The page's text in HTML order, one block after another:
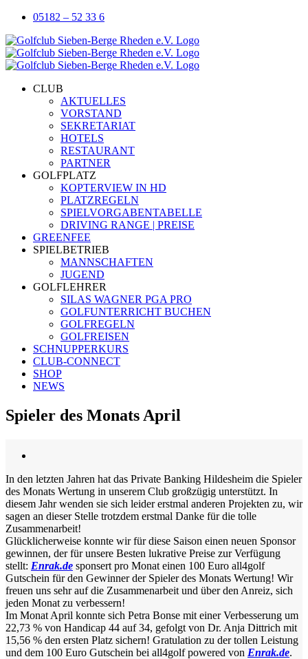
Zum
springen
05182 – 52 33 6
CLUB
AKTUELLES
VORSTAND
SEKRETARIAT
HOTELS
RESTAURANT
PARTNER
GOLFPLATZ
KOPTERVIEW IN HD
PLATZREGELN
SPIELVORGABENTABELLE
DRIVING RANGE | PREISE
GREENFEE
SPIELBETRIEB
MANNSCHAFTEN
JUGEND
GOLFLEHRER
SILAS WAGNER PGA PRO
GOLFUNTERRICHT BUCHEN
GOLFREGELN
GOLFREISEN
SCHNUPPERKURS
CLUB-CONNECT
SHOP
NEWS
Spieler des Monats April
Bild
In den letzten Jahren hat das Private Banking Hildesheim die Spieler
des Monats Wertung in unserem Club großzügig unterstützt. In
diesem Jahr wenden sie sich leider erstmal anderen Projekten zu, wir
sagen an dieser Stelle trotzdem erstmal Danke für die tolle
Zusammenarbeit!
Glücklicherweise konnte wir für diese Saison einen neuen Sponsor
gewinnen, der für unsere Besten lukrative Preise zur Verfügung
stellt: Enrak.de sponsert pro Monat einen 100 Euro all4golf
Gutschein für den Gewinner der Spieler des Monats Wertung! Wir
freuen uns sehr auf die Zusammenarbeit und über den Anreiz, sich
jeden Monat zu verbessern!
Im Monat April konnte sich Petra Bonse mit einer Verbesserung um
22,73 % von Handicap 44 auf 34, gefolgt von Dr. Anja Dittrich mit
15,56 % den ersten Platz sichern! Gratulation zu der tollen Leistung
und dem 100 Euro Gutschein bei all4golf powered von Enrak.de.